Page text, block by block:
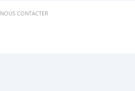
NOUS CONTACTER